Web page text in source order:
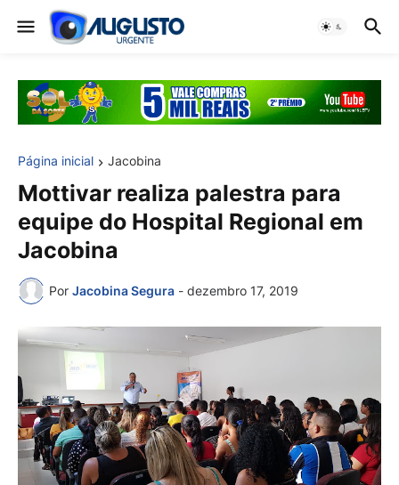
Página inicial Jacobina
Mottivar realiza palestra para
equipe do Hospital Regional em
Jacobina
Por Jacobina Segura - dezembro 17, 2019